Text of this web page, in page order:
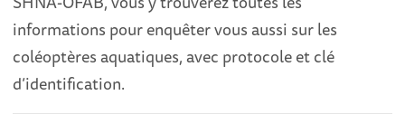
informations pour enquêter vous aussi sur les
coléoptères aquatiques, avec protocole et clé
d’identification.